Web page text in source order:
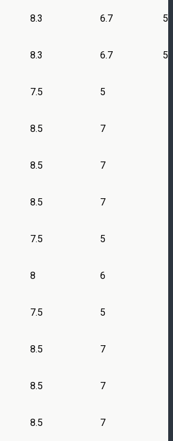
8.3 6.7 5
8.3 6.7 5
7.5 5
8.5 7
8.5 7
8.5 7
7.5 5
8 6
7.5 5
8.5 7
8.5 7
8.5 7